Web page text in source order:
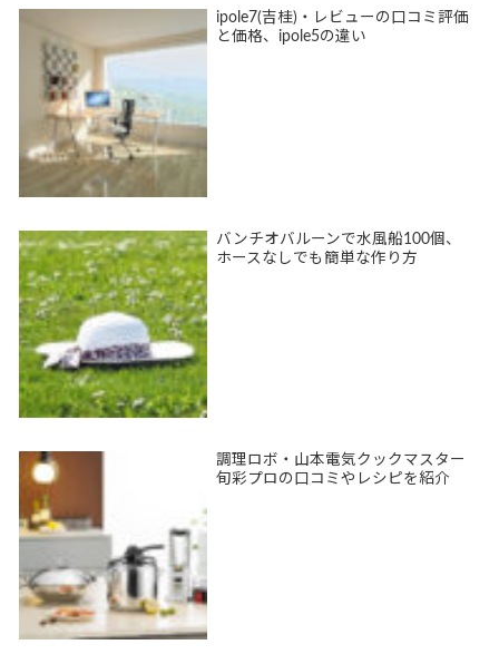
ipole7(吉桂)・レビューの口コミ評価
と価格、ipole5の違い
バンチオバルーンで水風船100個、
ホースなしでも簡単な作り方
調理ロボ・山本電気クックマスター
旬彩プロの口コミやレシピを紹介